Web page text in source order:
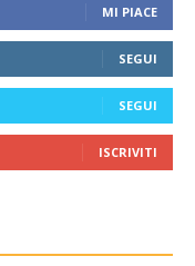
MI PIACE
SEGUI
SEGUI
ISCRIVITI